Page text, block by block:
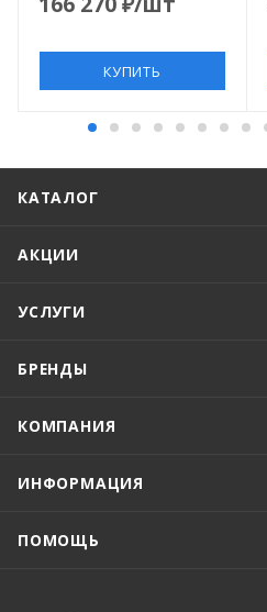
КУПИТЬ
КАТАЛОГ
АКЦИИ
УСЛУГИ
БРЕНДЫ
КОМПАНИЯ
ИНФОРМАЦИЯ
ПОМОЩЬ